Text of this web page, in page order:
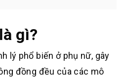
gì?
lý phổ biến ở phụ nữ, gây
đồng đều của các mô